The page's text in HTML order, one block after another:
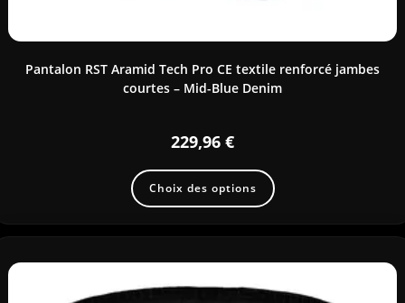
Pantalon RST Aramid Tech Pro CE textile renforcé jambes
courtes – Mid-Blue Denim
229,96 €
Choix des options